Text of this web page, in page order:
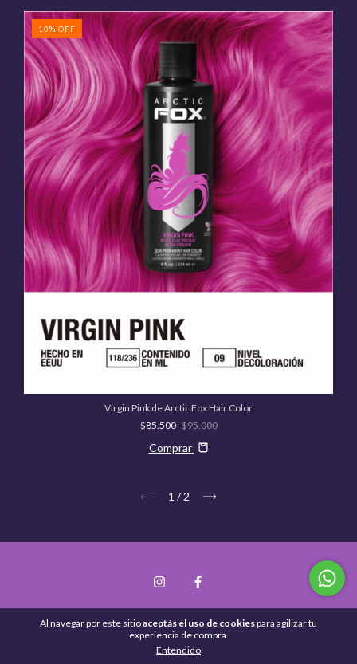
Al navegar por este sitioaceptás el uso de cookiespara agilizar tu
experiencia de compra.
Entendido
10% OFF
Virgin Pink de Arctic Fox Hair Color
$85.500 $95.000
Comprar
1 / 2
Inicio
Quiénes Somos